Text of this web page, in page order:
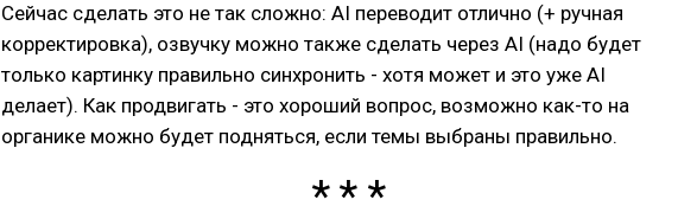
Сейчас сделать это не так сложно: AI переводит отлично (+ ручная
корректировка), озвучку можно также сделать через AI (надо будет
только картинку правильно синхронить - хотя может и это уже AI
делает). Как продвигать - это хороший вопрос, возможно как-то на
органике можно будет подняться, если темы выбраны правильно.